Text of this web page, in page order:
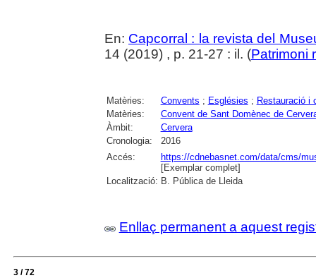
En: Capcorral : la revista del
14 (2019) , p. 21-27 : il. (Patrimoni
Matèries: Convents ; Esglésies ; Restauració i
Matèries:
Convent de Sant Domènec de
Àmbit:
Cervera
Cronologia:
2016
Accés:
https://cdnebasnet.com/data/cms/
[Exemplar complet]
Localització: B. Pública de Lleida
Enllaç permanent a aquest
3 / 72